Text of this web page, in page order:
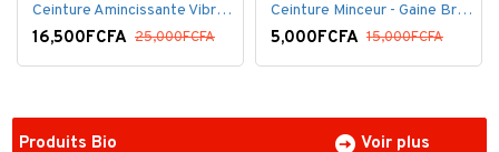
Ceinture Amincissante Vibro - Noir
16,500FCFA 25,000FCFA
Ceinture Minceur - Gaine Brûlante - Ventre plat
5,000FCFA 15,000FCFA
Produits Bio Voir plus